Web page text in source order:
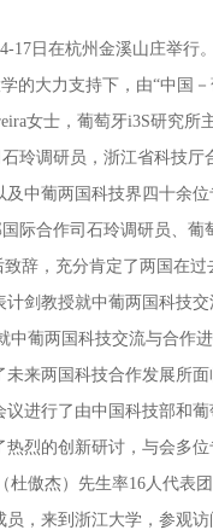
17日在杭州金溪山庄举行
的大力支持下，由“中国
女士，葡萄牙i3S研究所
玲调研员，浙江省科技厅
中葡两国科技界四十余位
际合作司石玲调研员、葡
辞，充分肯定了两国在过
剑教授就中葡两国科技
葡两国科技交流与合作进
来两国科技合作发展所
进行了由中国科技部和
烈的创新研讨，与会多位
杜傲杰）先生率16人代表
，来到浙江大学，参观